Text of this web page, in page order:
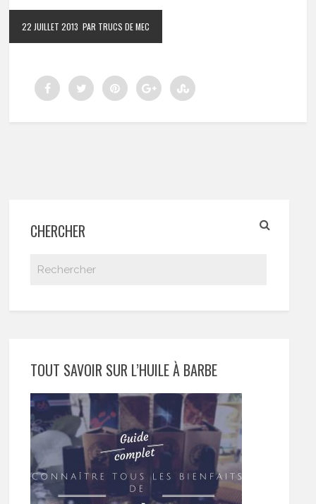
22 JUILLET 2013 PAR TRUCS DE MEC
CHERCHER
TOUT SAVOIR SUR L’HUILE À BARBE